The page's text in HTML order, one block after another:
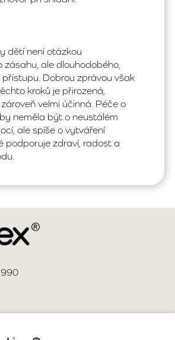
dětí není otázkou
zásahu, ale dlouhodobého,
Dobrou zprávou však
kroků je přirozená,
velmi účinná. Péče o
neměla být o neustálém
ale spíše o vytváření
podporuje zdraví, radost a